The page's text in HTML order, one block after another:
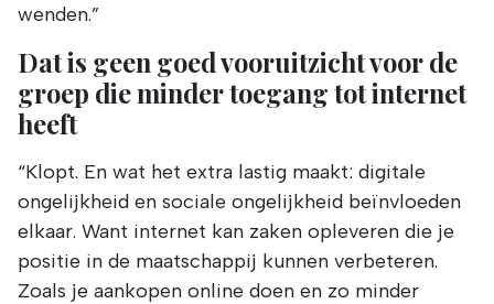
wenden.”
Dat is geen goed vooruitzicht voor de
groep die minder toegang tot internet
heeft
“Klopt. En wat het extra lastig maakt: digitale
ongelijkheid en sociale ongelijkheid beïnvloeden
elkaar. Want internet kan zaken opleveren die je
positie in de maatschappij kunnen verbeteren.
Zoals je aankopen online doen en zo minder